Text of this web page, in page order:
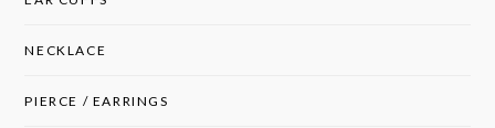
NECKLACE
PIERCE / EARRINGS